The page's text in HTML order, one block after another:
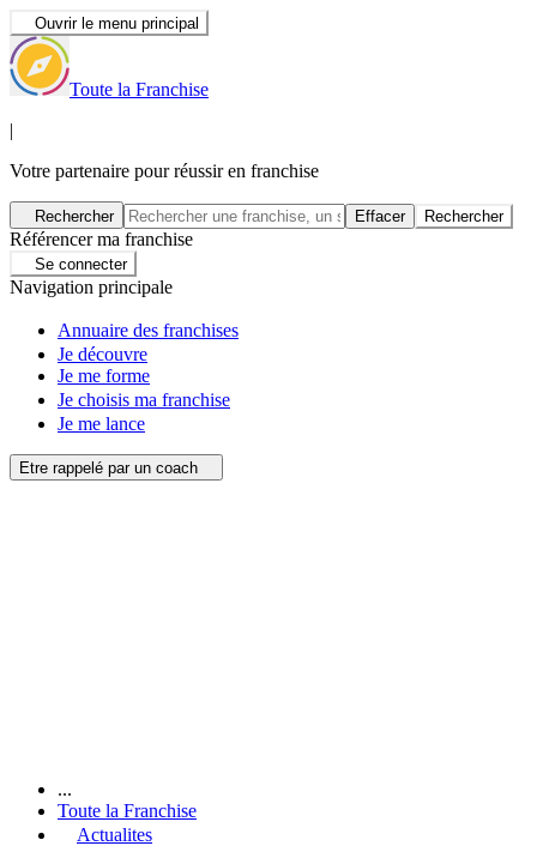
Ouvrir le menu principal
Toute la Franchise
|
Votre partenaire pour réussir en franchise
Rechercher Effacer Rechercher
Référencer ma franchise
Se connecter
Navigation principale
Annuaire des franchises
Je découvre
Je me forme
Je choisis ma franchise
Je me lance
Etre rappelé par un coach
...
Toute la Franchise
Actualites